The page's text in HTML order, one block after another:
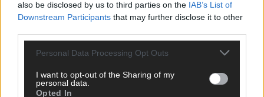
also be disclosed by us to third parties on the IAB’s List of
Downstream Participants that may further disclose it to other
Personal Data Processing Opt Outs
I want to opt-out of the Sharing of my
personal data.
Opted In